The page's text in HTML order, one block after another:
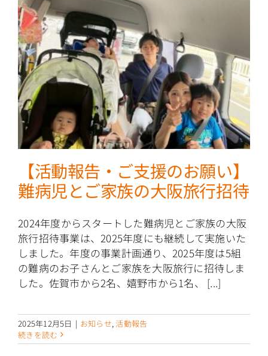
【活動報告・ご支援のお願い】
難病児とご家族の大阪旅行招待
2024年度からスタートした難病児とご家族の大阪
旅行招待事業は、2025年度にも継続して実施いた
しました。年度の事業計画通り、2025年度は5組
の難病のお子さんとご家族を大阪旅行に招待しま
した。佐賀市から2名、嬉野市から1名、 [...]
2025年12月5日 | お知らせ,活動報告
続きを読む